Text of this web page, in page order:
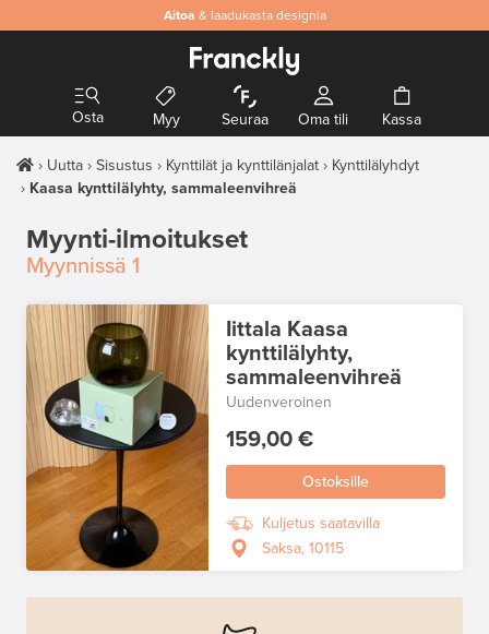
Aitoa & laadukasta designia
Osta Myy Seuraa Oma tili Kassa
Uutta Sisustus Kynttilät ja kynttilänjalat
Kynttilälyhdyt
Kaasa kynttilälyhty, sammaleenvihreä
Myynti-ilmoitukset
Myynnissä 1
Iittala Kaasa
kynttilälyhty,
sammaleenvihreä
Uudenveroinen
159,00 €
Ostoksille
Kuljetus saatavilla
Saksa, 10115